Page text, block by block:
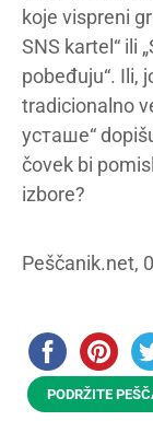
koje vispreni
SNS kartel“ ili
pobeđuju“. Ili,
tradicionalno
усташе“
čovek bi
izbore?
Peščanik.net,
PODRŽITE